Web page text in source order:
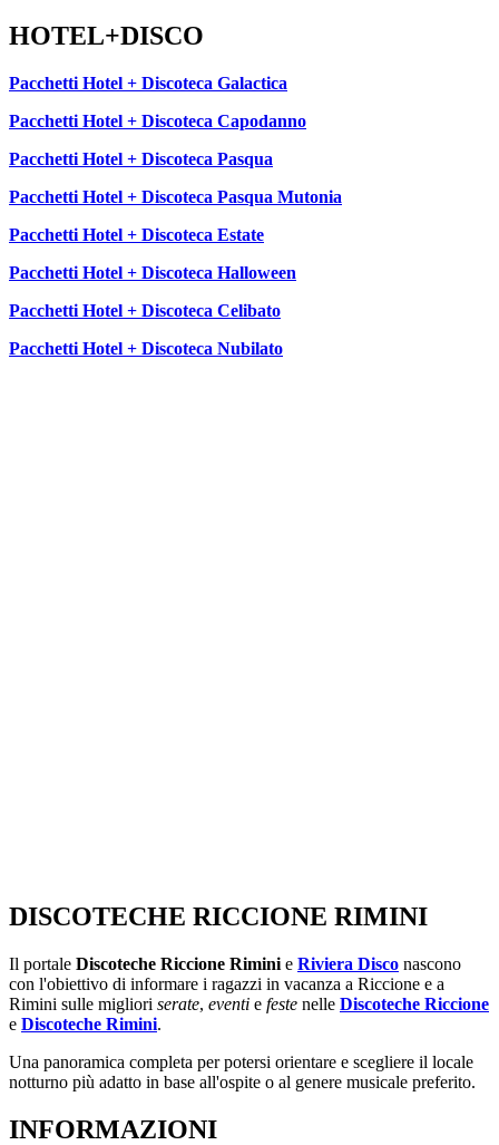
HOTEL+DISCO
Pacchetti Hotel + Discoteca Galactica
Pacchetti Hotel + Discoteca Capodanno
Pacchetti Hotel + Discoteca Pasqua
Pacchetti Hotel + Discoteca Pasqua Mutonia
Pacchetti Hotel + Discoteca Estate
Pacchetti Hotel + Discoteca Halloween
Pacchetti Hotel + Discoteca Celibato
Pacchetti Hotel + Discoteca Nubilato
DISCOTECHE RICCIONE RIMINI
Il portale Discoteche Riccione Rimini e Riviera Disco nascono
con l'obiettivo di informare i ragazzi in vacanza a Riccione e a
Rimini sulle migliori serate, eventi e feste nelle Discoteche Riccione
e Discoteche Rimini.
Una panoramica completa per potersi orientare e scegliere il locale
notturno più adatto in base all'ospite o al genere musicale preferito.
INFORMAZIONI